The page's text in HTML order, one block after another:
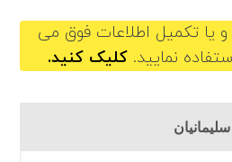
یا تکمیل اطلاعات فوق می
نمایید. کلیک کنید.